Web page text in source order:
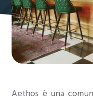
Aethos è una